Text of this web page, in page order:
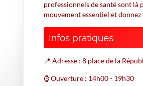
professionnels de santé sont là
mouvement essentiel et
Infos pratiques
📍 Adresse : 8 place de la
⌚ Ouverture : 14h00 - 19h30